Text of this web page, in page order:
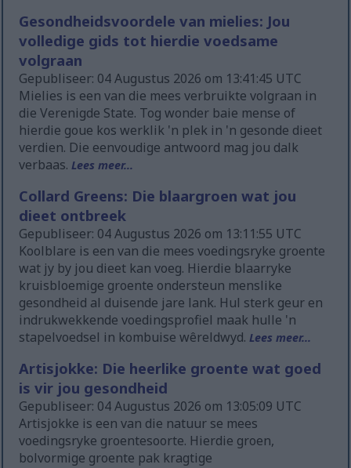
Gesondheidsvoordele van mielies: Jou
volledige gids tot hierdie voedsame
volgraan
Gepubliseer: 04 Augustus 2026 om 13:41:45 UTC
Mielies is een van die mees verbruikte volgraan in
die Verenigde State. Tog wonder baie mense of
hierdie goue kos werklik 'n plek in 'n gesonde dieet
verdien. Die eenvoudige antwoord mag jou dalk
verbaas.Lees meer...
Collard Greens: Die blaargroen wat jou
dieet ontbreek
Gepubliseer: 04 Augustus 2026 om 13:11:55 UTC
Koolblare is een van die mees voedingsryke groente
wat jy by jou dieet kan voeg. Hierdie blaarryke
kruisbloemige groente ondersteun menslike
gesondheid al duisende jare lank. Hul sterk geur en
indrukwekkende voedingsprofiel maak hulle 'n
stapelvoedsel in kombuise wêreldwyd.Lees meer...
Artisjokke: Die heerlike groente wat goed
is vir jou gesondheid
Gepubliseer: 04 Augustus 2026 om 13:05:09 UTC
Artisjokke is een van die natuur se mees
voedingsryke groentesoorte. Hierdie groen,
bolvormige groente pak kragtige